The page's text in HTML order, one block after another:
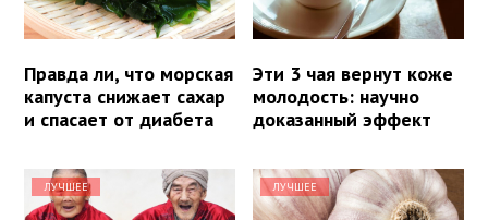
Правда ли, что морская
капуста снижает сахар
и спасает от диабета
Эти 3 чая вернут коже
молодость: научно
доказанный эффект
ЛУЧШЕЕ ЛУЧШЕЕ